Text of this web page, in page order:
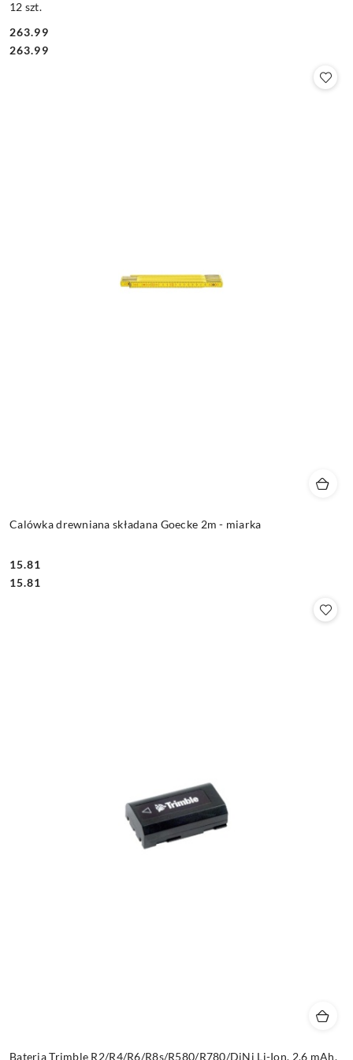
12 szt.
Cena:
263.99
Cena:
263.99
Calówka drewniana składana Goecke 2m - miarka
Cena:
15.81
Cena:
15.81
Bateria Trimble R2/R4/R6/R8s/R580/R780/DiNi Li-Ion, 2.6 mAh,